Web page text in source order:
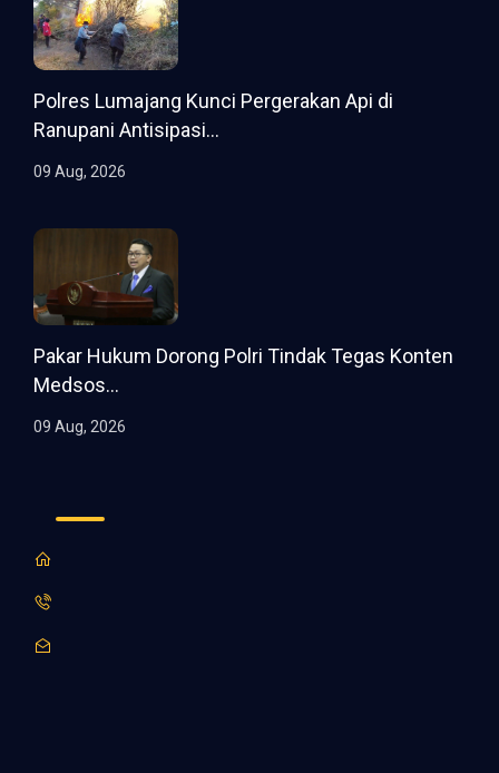
Polres Lumajang Kunci Pergerakan Api di
Ranupani Antisipasi...
09 Aug, 2026
Pakar Hukum Dorong Polri Tindak Tegas Konten
Medsos...
09 Aug, 2026